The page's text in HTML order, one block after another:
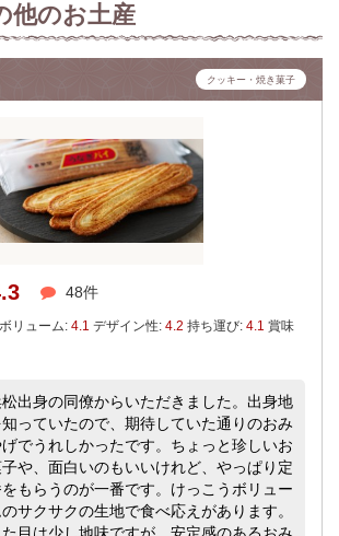
他のお土産
クッキー・焼き菓子
48件
ボリューム: 4.1 デザイン性: 4.2 持ち運び: 4.1 賞味
出身の同僚からいただきました。出身地
知っていたので、期待していた通りのおみ
でうれしかったです。ちょっと珍しいお
や、面白いのもいいけれど、やっぱり定
もらうのが一番です。けっこうボリュー
のサクサクの生地で食べ応えがあります。